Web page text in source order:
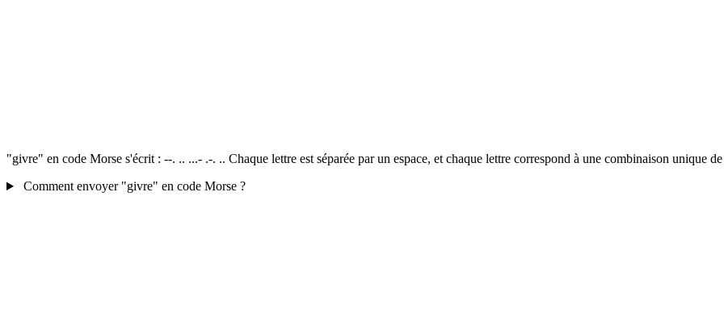
"givre" en code Morse s'écrit : --. .. ...- .-. .. Chaque lettre est séparée par un espace, et chaque lettre correspond à une combinaison unique
Comment envoyer "givre" en code Morse ?